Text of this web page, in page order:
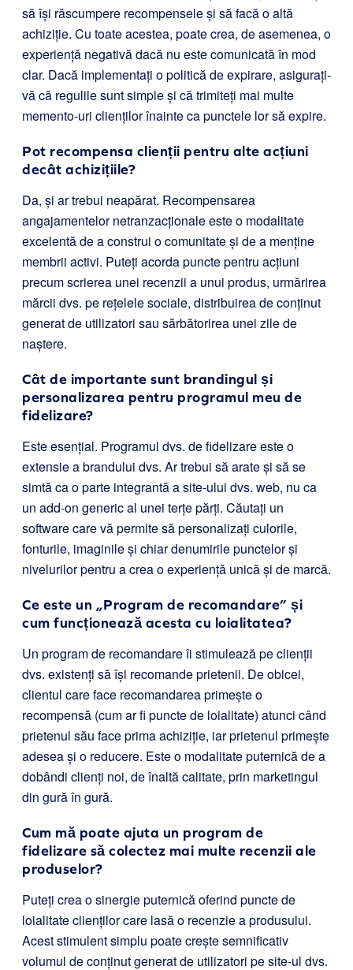
să își răscumpere recompensele și să facă o altă
achiziție. Cu toate acestea, poate crea, de asemenea, o
experiență negativă dacă nu este comunicată în mod
clar. Dacă implementați o politică de expirare, asigurați-
vă că regulile sunt simple și că trimiteți mai multe
memento-uri clienților înainte ca punctele lor să expire.
Pot recompensa clienții pentru alte acțiuni
decât achizițiile?
Da, și ar trebui neapărat. Recompensarea
angajamentelor netranzacționale este o modalitate
excelentă de a construi o comunitate și de a menține
membrii activi. Puteți acorda puncte pentru acțiuni
precum scrierea unei recenzii a unui produs, urmărirea
mărcii dvs. pe rețelele sociale, distribuirea de conținut
generat de utilizatori sau sărbătorirea unei zile de
naștere.
Cât de importante sunt brandingul și
personalizarea pentru programul meu de
fidelizare?
Este esențial. Programul dvs. de fidelizare este o
extensie a brandului dvs. Ar trebui să arate și să se
simtă ca o parte integrantă a site-ului dvs. web, nu ca
un add-on generic al unei terțe părți. Căutați un
software care vă permite să personalizați culorile,
fonturile, imaginile și chiar denumirile punctelor și
nivelurilor pentru a crea o experiență unică și de marcă.
Ce este un „Program de recomandare” și
cum funcționează acesta cu loialitatea?
Un program de recomandare îi stimulează pe clienții
dvs. existenți să își recomande prietenii. De obicei,
clientul care face recomandarea primește o
recompensă (cum ar fi puncte de loialitate) atunci când
prietenul său face prima achiziție, iar prietenul primește
adesea și o reducere. Este o modalitate puternică de a
dobândi clienți noi, de înaltă calitate, prin marketingul
din gură în gură.
Cum mă poate ajuta un program de
fidelizare să colectez mai multe recenzii ale
produselor?
Puteți crea o sinergie puternică oferind puncte de
loialitate clienților care lasă o recenzie a produsului.
Acest stimulent simplu poate crește semnificativ
volumul de conținut generat de utilizatori pe site-ul dvs.